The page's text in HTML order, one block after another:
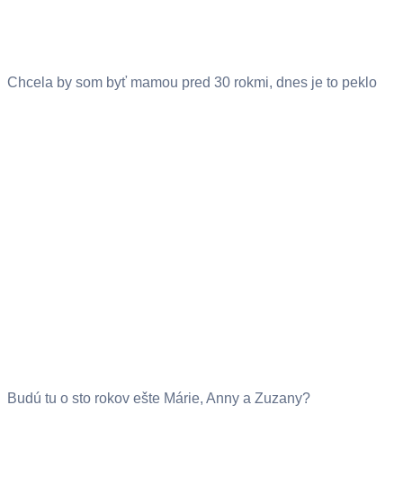
Chcela by som byť mamou pred 30 rokmi, dnes je to peklo
Budú tu o sto rokov ešte Márie, Anny a Zuzany?